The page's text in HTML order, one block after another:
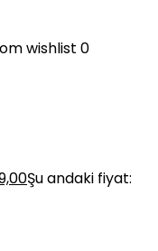
wishlist 0
Şu andaki fiyat: